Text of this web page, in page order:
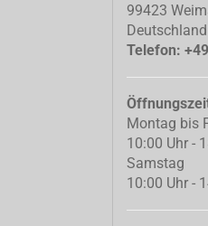
99423
Deutschland
Telefon:
Montag bis
10:00 Uhr -
Samstag
10:00 Uhr -